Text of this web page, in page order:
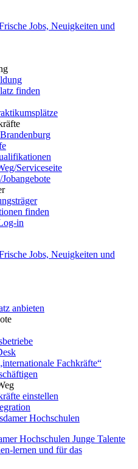
Jobs, Neuigkeiten und
finden
Serviceseite
finden
in
Jobs, Neuigkeiten und
anbieten
Fachkräfte“
einstellen
Hochschulen Junge Talente
lernen und für das